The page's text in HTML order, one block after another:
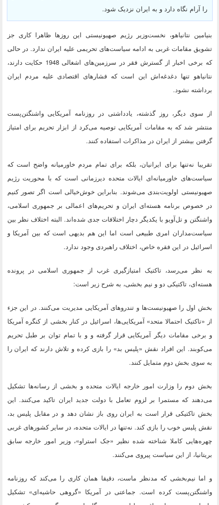
را آرام نگاه دارد و به ایران نزدیک شود.
بنیامین نتانیاهو، نخست‌وزیر رژیم صهیونیستی این روزها ظاهرا کاری جز
تشویق مقامات غربی به ادامه سیاست‌های تحریمی علیه ایران ندارد. در حالی
که برخی اخبار از گسترش فقر در سرزمین‌های اشغالی 1948 حکایت دارند،
نتانیاهو تنها دغدغه‌اش این است که فشارهای اقتصادی علیه مردم ایران
برداشته نشود.
از سوی دیگر، روز گذشته، یادداشتی در روزنامه آمریکایی واشنگتن‌پست
منتشر شد که به مقامات آمریکایی توصیه می‌کرد از ابزار تحریم برای امتیاز
گرفتن بیشتر از ایران در مذاکرات استفاده کنند.
تقریبا نه‌تنها برای ایرانیان، بلکه برای تمام مردم خاورمیانه واضح است که
سیاست‌های خاورمیانه‌ای ایالات متحده دیرزمانی است که با محوریت رژیم
صهیونیستی اولویت‌بندی می‌شوند. بنابراین خوش‌خیالی است اگر تصور کنیم
در خصوص برنامه هسته‌ای ایران و تحریم‌های اعمالی بر جمهوری اسلامی،
واشنگتن و تل‌آویو با یکدیگر دچار اختلافات جدی شده‌اند. البته اختلاف نظر بین
سیاست‌مداران امری طبیعی است اما این هم بدیهی است که بین آمریکا و
اسرائیل در این فقره خاص، اختلاف راهبردی وجود ندارد.
به نظر می‌رسد، تاکتیک امتیازگیری غرب از جمهوری اسلامی در پرونده
هسته‌ای، تاکتیکی دو و نیم بخشی، به شرح زیر است:
بخش اول را صهیونیست‌ها و تندروهای آمریکایی مدیریت می‌کنند. در این جزء
از «تاکتیک احتمالا متحد» آمریکایی‌ها، اسرائیل در کنار بخشی از کنگره آمریکا
و برخی مقامات دیگر آمریکایی قرار گرفته و و با تمام توان بر طبل تحریم
می‌کوبند. این افراد نقش «پلیس بد» را بازی کرده و تلاش دارند که ایران را
به سوی بخش دوم متمایل کنند.
بخش دوم را وزارت امور خارجه ایالات متحده و بخشی از رسانه‌ها تشکیل
می‌دهند که مستمرا بر لزوم تعامل با دولت جدید ایران تاکید می‌کنند. این
بخش تاکتیکی قرار است به ایران روی باز نشان دهد و در مقابل پلیس بد،
نقش پلیس خوب را بازی کند. نه‌تنها در ایالات متحده، در سایر کشورهای غربی
چهره‌هایی کاملا شناخته شده نظیر «جک استراو»، وزیر امور خارجه سابق
بریتانیا، از این سیاست پیروی می‌کنند.
و اما نیم‌بخشی که مدنظر ماست، دقیقا همان کاری را می‌کند که روزنامه
واشنگتن‌پست کرده است. جماعتی در آمریکا «گروهی حاشیه‌ای» تشکیل